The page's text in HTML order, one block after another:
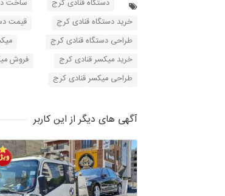
دستگاه قنادی کرج ساخت
خرید دستگاه قنادی کرج
قیمت
طراحی دستگاه قنادی کرج
خرید میکسر قنادی کرج
فروش
طراحی میکسر قنادی کرج
آگهی های دیگر از این کاربر